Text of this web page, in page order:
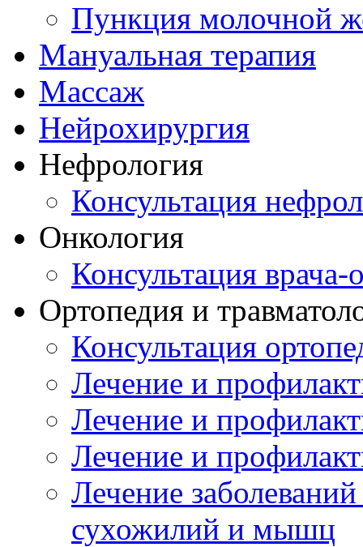
Пункция молочной
Мануальная терапия
Массаж
Нейрохирургия
Нефрология
Консультация
Онкология
Консультация врача-
Ортопедия и
Консультация
Лечение и
Лечение и
Лечение и
Лечение
сухожилий и мышц